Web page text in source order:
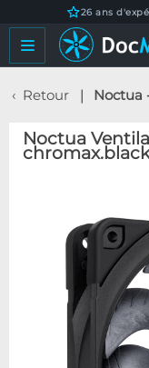
26 ans
Retour Noctua -
Noctua
chromax.black